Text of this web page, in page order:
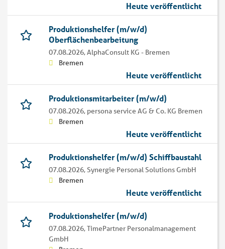
Heute veröffentlicht
Produktionshelfer (m/w/d)
Oberflächenbearbeitung
07.08.2026,AlphaConsult KG - Bremen
Bremen
Heute veröffentlicht
Produktionsmitarbeiter (m/w/d)
07.08.2026, persona service AG & Co. KG Bremen
Bremen
Heute veröffentlicht
Produktionshelfer (m/w/d) Schiffbaustahl
07.08.2026,Synergie Personal Solutions GmbH
Bremen
Heute veröffentlicht
Produktionshelfer (m/w/d)
07.08.2026,TimePartner Personalmanagement
GmbH